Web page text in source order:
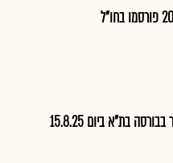
בת"א ביום 15.8.25